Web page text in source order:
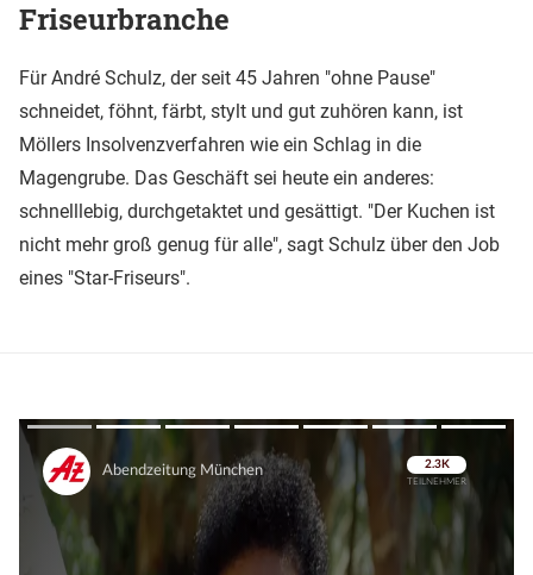
Friseurbranche
Für André Schulz, der seit 45 Jahren "ohne Pause"
schneidet, föhnt, färbt, stylt und gut zuhören kann, ist
Möllers Insolvenzverfahren wie ein Schlag in die
Magengrube. Das Geschäft sei heute ein anderes:
schnelllebig, durchgetaktet und gesättigt. "Der Kuchen ist
nicht mehr groß genug für alle", sagt Schulz über den Job
eines "Star-Friseurs".
Überspringen